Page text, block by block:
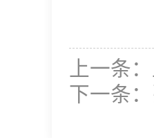
上一条：
下一条：